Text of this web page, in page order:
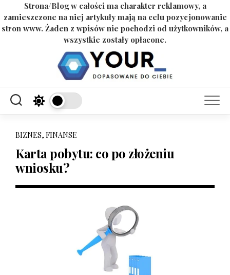
Strona/Blog w całości ma charakter reklamowy, a
zamieszczone na niej artykuły mają na celu pozycjonowanie
stron www. Żaden z wpisów nie pochodzi od użytkowników, a
wszystkie zostały opłacone.
BIZNES, FINANSE
Karta pobytu: co po złożeniu
wniosku?